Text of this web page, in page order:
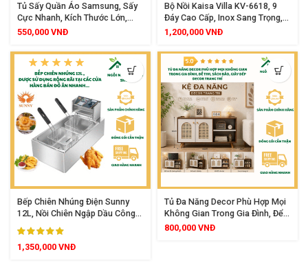
Tủ Sấy Quần Áo Samsung, Sấy
Cực Nhanh, Kích Thước Lớn,
Công Nghệ Quạt Sấy 360 Độ,
550,000 VNĐ
Bộ Nồi Kaisa Villa KV-6618, 9
Đáy Cao Cấp, Inox Sang Trọng,
Dùng Được Cho Mọi Loại Bếp
1,200,000 VNĐ
Bếp Chiên Nhúng Điện Sunny
12L, Nồi Chiên Ngập Dầu Công
Suất 2500W, Dung Tích Lớn Inox
Cao Cấp
1,350,000 VNĐ
Tủ Đa Năng Decor Phù Hợp Mọi
Không Gian Trong Gia Đình, Để
Tivi, Sách Báo, Giày Dép Decor
800,000 VNĐ